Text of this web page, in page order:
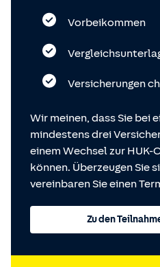
Vorbeikommen
Versicherungen
Wir meinen, dass Sie bei
mindestens drei
einem Wechsel zur HUK-
können. Überzeugen Sie
vereinbaren Sie einen
Zu den